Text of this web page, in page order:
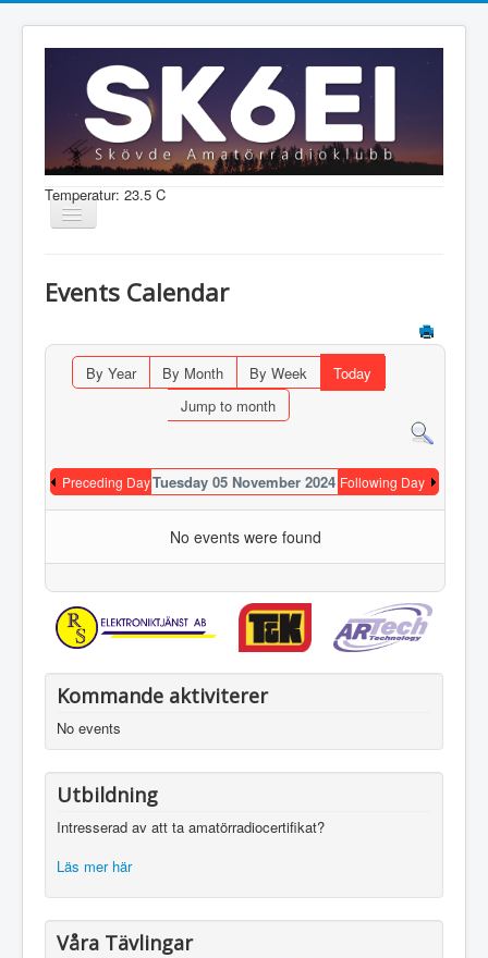
Temperatur: 23.5 C
Visa/dölj
Information
Aktiviteter
Medlem
Events Calendar
By Year By Month By Week
Today
Jump to month
Preceding DayTuesday 05 November 2024 Following Day
No events were found
Kommande aktiviterer
No events
Utbildning
Intresserad av att ta amatörradiocertifikat?
Läs mer här
Våra Tävlingar